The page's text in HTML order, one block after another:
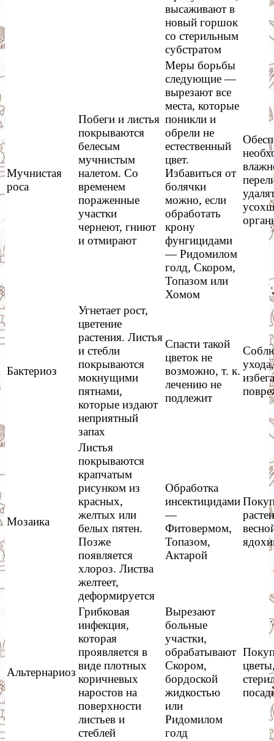
высаживают в
новый горшок
со стерильным
субстратом
Мучнистая
роса
Побеги и листья
покрываются
белесым
мучнистым
налетом. Со
временем
пораженные
участки
чернеют, гниют
и отмирают
Меры борьбы
следующие —
вырезают все
места, которые
поникли и
обрели не
естественный
цвет.
Избавиться от
болячки
можно, если
обработать
крону
фунгицидами
— Ридомилом
голд, Скором,
Топазом или
Хомом
Бактериоз
Угнетает рост,
цветение
растения. Листья
и стебли
покрываются
мокнущими
пятнами,
которые издают
неприятный
запах
Спасти такой
цветок не
возможно, т. к.
лечению не
подлежит
Мозаика
Листья
покрываются
крапчатым
рисунком из
красных,
желтых или
белых пятен.
Позже
появляется
хлороз. Листва
желтеет,
деформируется
Обработка
инсектицидами
—
Фитовермом,
Топазом,
Актарой
Альтернариоз
Грибковая
инфекция,
которая
проявляется в
виде плотных
коричневых
наростов на
поверхности
листьев и
стеблей
Вырезают
больные
участки,
обрабатывают
Скором,
бордоской
жидкостью
или
Ридомилом
голд